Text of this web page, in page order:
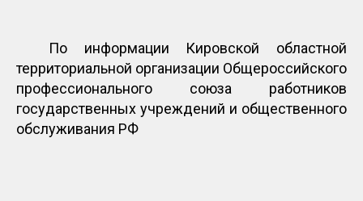
По информации Кировской областной
территориальной организации Общероссийского
профессионального союза работников
государственных учреждений и общественного
обслуживания РФ